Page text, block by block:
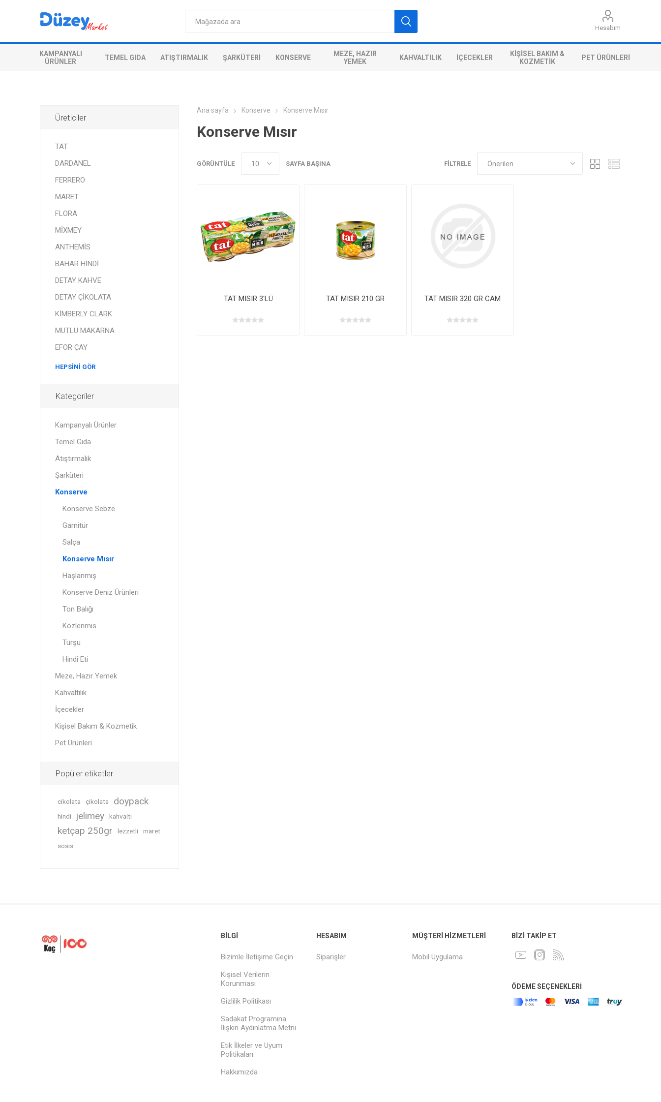
Hesabım
KAMPANYALI
ÜRÜNLER
TEMEL GIDA ATIŞTIRMALIK ŞARKÜTERI KONSERVE
MEZE, HAZIR
YEMEK
KAHVALTILIK İÇECEKLER
KIŞISEL BAKIM &
KOZMETIK
PET ÜRÜNLERI
Ana sayfa Konserve Konserve Mısır
Konserve Mısır
FILTRELE
GÖRÜNTÜLE SAYFA BAŞINA
TAT MISIR 3'LÜ TAT MISIR 210 GR TAT MISIR 320 GR CAM
Üreticiler
TAT
DARDANEL
FERRERO
MARET
FLORA
MİXMEY
ANTHEMİS
BAHAR HİNDİ
DETAY KAHVE
DETAY ÇİKOLATA
KİMBERLY CLARK
MUTLU MAKARNA
EFOR ÇAY
HEPSINI GÖR
Kategoriler
Kampanyalı Ürünler
Temel Gıda
Atıştırmalık
Şarküteri
Konserve
Konserve Sebze
Garnitür
Salça
Konserve Mısır
Haşlanmış
Konserve Deniz Ürünleri
Ton Balığı
Közlenmis
Turşu
Hindi Eti
Meze, Hazır Yemek
Kahvaltılık
İçecekler
Kişisel Bakım & Kozmetik
Pet Ürünleri
Popüler etiketler
cikolata çikolata doypack
hindi jelimey kahvaltı
ketçap 250gr lezzetli
maret
sosis
BILGI
Bizimle İletişime Geçin
Kişisel Verilerin
Korunması
Gizlilik Politikası
Sadakat Programına
İlişkin Aydınlatma Metni
Etik İlkeler ve Uyum
Politikaları
Hakkımızda
HESABIM
Siparişler
MÜŞTERI HIZMETLERI
Mobil Uygulama
BIZI TAKIP ET
ÖDEME SEÇENEKLERI